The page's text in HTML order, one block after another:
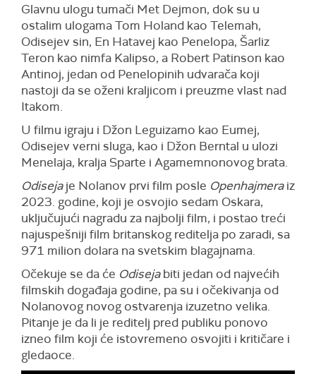
Glavnu ulogu tumači Met Dejmon, dok su u
ostalim ulogama Tom Holand kao Telemah,
Odisejev sin, En Hatavej kao Penelopa, Šarliz
Teron kao nimfa Kalipso, a Robert Patinson kao
Antinoj, jedan od Penelopinih udvarača koji
nastoji da se oženi kraljicom i preuzme vlast nad
Itakom.
U filmu igraju i Džon Leguizamo kao Eumej,
Odisejev verni sluga, kao i Džon Berntal u ulozi
Menelaja, kralja Sparte i Agamemnonovog brata.
Odisejaje Nolanov prvi film posle Openhajmeraiz
2023. godine, koji je osvojio sedam Oskara,
uključujući nagradu za najbolji film, i postao treći
najuspešniji film britanskog reditelja po zaradi, sa
971 milion dolara na svetskim blagajnama.
Očekuje se da će Odisejabiti jedan od najvećih
filmskih događaja godine, pa su i očekivanja od
Nolanovog novog ostvarenja izuzetno velika.
Pitanje je da li je reditelj pred publiku ponovo
izneo film koji će istovremeno osvojiti i kritičare i
gledaoce.